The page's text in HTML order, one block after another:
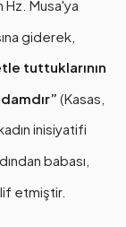
Musa'ya
giderek,
tuttuklarının
(Kasas,
inisiyatifi
babası,
etmiştir.